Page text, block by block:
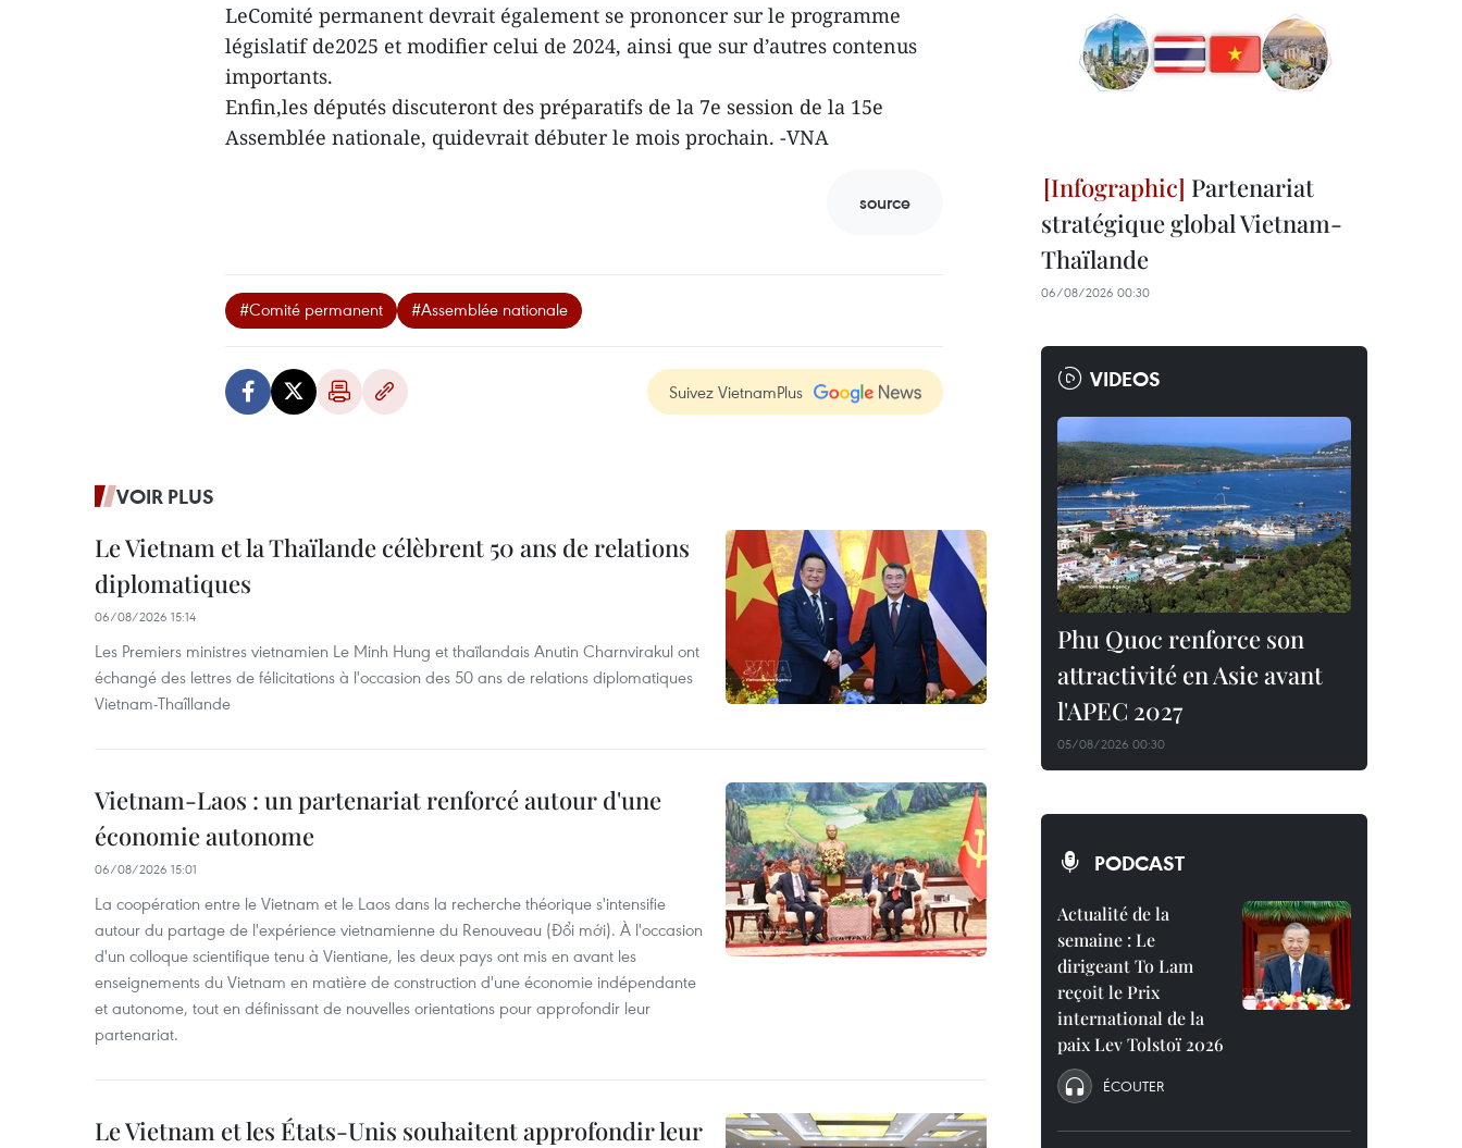
LeComité permanent devrait également se prononcer sur le programme
législatif de2025 et modifier celui de 2024, ainsi que sur d’autres contenus
importants.
Enfin,les députés discuteront des préparatifs de la 7e session de la 15e
Assemblée nationale, quidevrait débuter le mois prochain. -VNA
source
#Comité permanent #Assemblée nationale
Suivez VietnamPlus
VOIR PLUS
Le Vietnam et la Thaïlande célèbrent 50 ans de relations
diplomatiques
06/08/2026 15:14
Les Premiers ministres vietnamien Le Minh Hung et thaïlandais Anutin Charnvirakul ont
échangé des lettres de félicitations à l'occasion des 50 ans de relations diplomatiques
Vietnam-Thaîllande
Vietnam-Laos : un partenariat renforcé autour d'une
économie autonome
06/08/2026 15:01
La coopération entre le Vietnam et le Laos dans la recherche théorique s'intensifie
autour du partage de l'expérience vietnamienne du Renouveau (Đổi mới). À l'occasion
d'un colloque scientifique tenu à Vientiane, les deux pays ont mis en avant les
enseignements du Vietnam en matière de construction d'une économie indépendante
et autonome, tout en définissant de nouvelles orientations pour approfondir leur
partenariat.
Le Vietnam et les États-Unis souhaitent approfondir leur
Partenariat
stratégique global Vietnam-
Thaïlande
06/08/2026 00:30
VIDEOS
Phu Quoc renforce son
attractivité en Asie avant
l'APEC 2027
05/08/2026 00:30
PODCAST
Actualité de la
semaine : Le
dirigeant To Lam
reçoit le Prix
international de la
paix Lev Tolstoï 2026
ÉCOUTER